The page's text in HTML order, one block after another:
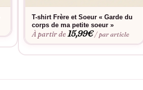
T-shirt Frère et Soeur « Garde du
corps de ma petite soeur »
À partir de15,99€ / par article